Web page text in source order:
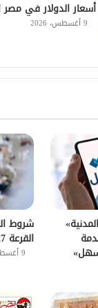
أسعار الدولار في مصر
9 أغسطس، 2026
شروط
القرعة 2027
9 أغسطس، 2026